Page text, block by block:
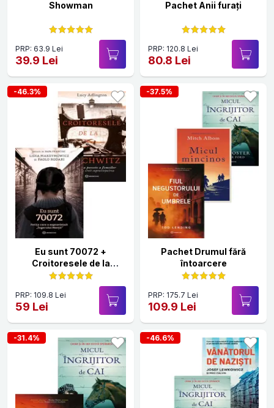
Showman
PRP: 63.9 Lei
39.9 Lei
Pachet Anii furați
PRP: 120.8 Lei
80.8 Lei
-46.3%
Eu sunt 70072 +
Croitoresele de la
Auschwitz
PRP: 109.8 Lei
59 Lei
-37.5%
Pachet Drumul fără
întoarcere
PRP: 175.7 Lei
109.9 Lei
-31.4% -46.6%